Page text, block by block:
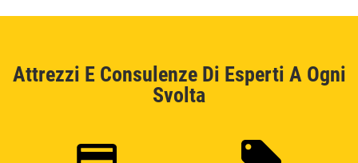
Attrezzi E Consulenze Di Esperti A Ogni
Svolta